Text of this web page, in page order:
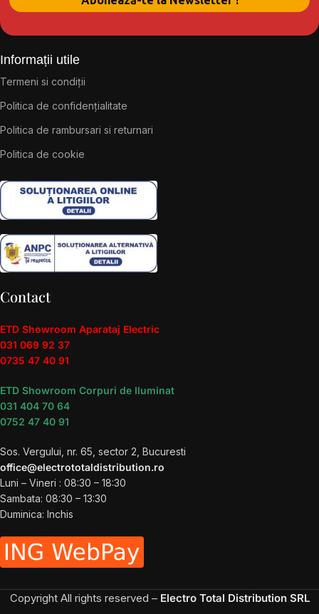
Informații utile
Termeni si condiții
Politica de confidențialitate
Politica de rambursari si returnari
Politica de cookie
Contact
ETD Showroom Aparataj Electric
031 069 92 37
0735 47 40 91
ETD Showroom Corpuri de Iluminat
031 404 70 64
0752 47 40 91
Sos. Vergului, nr. 65, sector 2, Bucuresti
office@electrototaldistribution.ro
Luni – Vineri : 08:30 – 18:30
Sambata: 08:30 – 13:30
Duminica: Inchis
Copyright All rights reserved – Electro Total Distribution SRL